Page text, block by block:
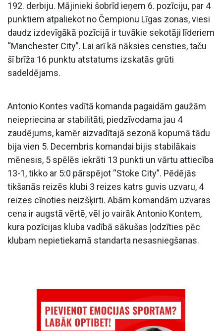
192. derbiju. Mājinieki šobrīd ieņem 6. pozīciju, par 4
punktiem atpaliekot no Čempionu Līgas zonas, viesi
daudz izdevīgākā pozīcijā ir tuvākie sekotāji līderiem
“Manchester City”. Lai arī kā nāksies censties, taču
šī brīža 16 punktu atstatums izskatās grūti
sadeldējams.
Antonio Kontes vadītā komanda pagaidām gaužām
neiepriecina ar stabilitāti, piedzīvodama jau 4
zaudējums, kamēr aizvadītajā sezonā kopumā tādu
bija vien 5. Decembris komandai bijis stabilākais
mēnesis, 5 spēlēs iekrāti 13 punkti un vārtu attiecība
13-1, tikko ar 5:0 pārspējot “Stoke City”. Pēdējās
tikšanās reizēs klubi 3 reizes katrs guvis uzvaru, 4
reizes cīnoties neizšķirti. Abām komandām uzvaras
cena ir augstā vērtē, vēl jo vairāk Antonio Kontem,
kura pozīcijas kluba vadībā sākušas ļodzīties pēc
klubam nepietiekamā standarta nesasniegšanas.